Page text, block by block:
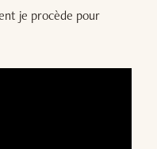
je procède pour